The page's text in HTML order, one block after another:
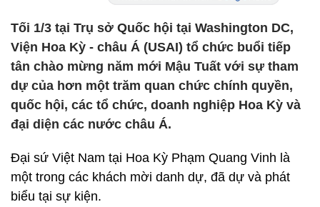
Tối 1/3 tại Trụ sở Quốc hội tại Washington DC,
Viện Hoa Kỳ - châu Á (USAI) tổ chức buổi tiếp
tân chào mừng năm mới Mậu Tuất với sự tham
dự của hơn một trăm quan chức chính quyền,
quốc hội, các tổ chức, doanh nghiệp Hoa Kỳ và
đại diện các nước châu Á.
Đại sứ Việt Nam tại Hoa Kỳ Phạm Quang Vinh là
một trong các khách mời danh dự, đã dự và phát
biểu tại sự kiện.